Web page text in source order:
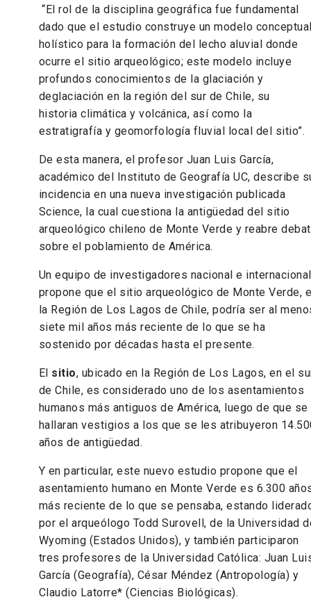
“El rol de la disciplina geográfica fue fundamental
dado que el estudio construye un modelo
holístico para la formación del lecho aluvial donde
ocurre el sitio arqueológico; este modelo incluye
profundos conocimientos de la glaciación y
deglaciación en la región del sur de Chile, su
historia climática y volcánica, así como la
estratigrafía y geomorfología fluvial local del sitio”.
De esta manera, el profesor Juan Luis García,
académico del Instituto de Geografía UC, describe
incidencia en una nueva investigación publicada
Science, la cual cuestiona la antigüedad del sitio
arqueológico chileno de Monte Verde y reabre
sobre el poblamiento de América.
Un equipo de investigadores nacional e internacional
propone que el sitio arqueológico de Monte Verde,
la Región de Los Lagos de Chile, podría ser al
siete mil años más reciente de lo que se ha
sostenido por décadas hasta el presente.
El sitio, ubicado en la Región de Los Lagos, en el
de Chile, es considerado uno de los asentamientos
humanos más antiguos de América, luego de que se
hallaran vestigios a los que se les atribuyeron
años de antigüedad.
Y en particular, este nuevo estudio propone que el
asentamiento humano en Monte Verde es 6.300
más reciente de lo que se pensaba, estando
por el arqueólogo Todd Surovell, de la Universidad
Wyoming (Estados Unidos), y también participaron
tres profesores de la Universidad Católica: Juan
García (Geografía), César Méndez (Antropología) y
Claudio Latorre* (Ciencias Biológicas).